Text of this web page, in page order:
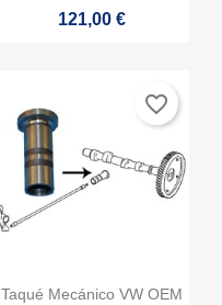
121,00 €
Vista rápida
Taqué Mecánico VW OEM
favorite_border